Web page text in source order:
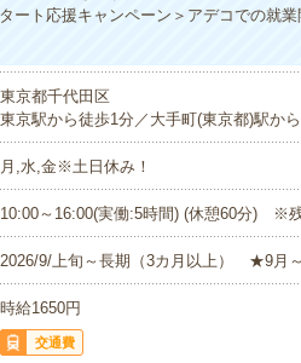
ート応援キャンペーン＞アデコでの就
東京都千代田区
東京駅から徒歩1分／大手町(東京都)駅か
月,水,金※土日休み！
10:00～16:00(実働:5時間) (休憩60分) ※
2026/9/上旬～長期（3カ月以上） ★9月～
時給1650円
交通費